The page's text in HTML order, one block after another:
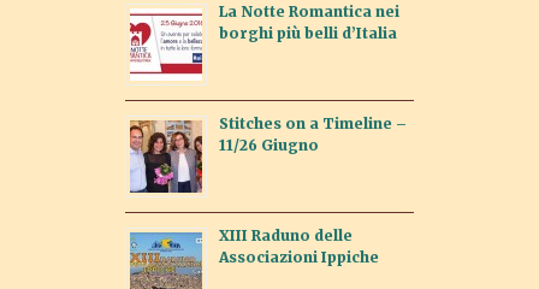
La Notte Romantica nei
borghi più belli d’Italia
Stitches on a Timeline –
11/26 Giugno
XIII Raduno delle
Associazioni Ippiche